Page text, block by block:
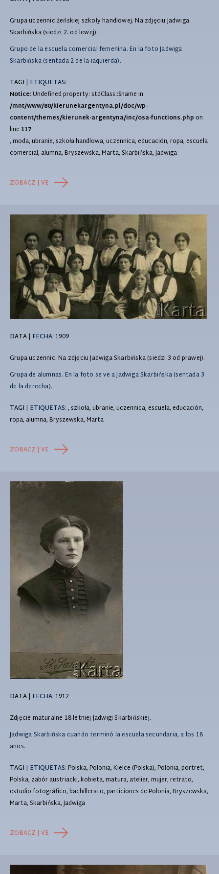
Grupa uczennic żeńskiej szkoły handlowej. Na zdjęciu Jadwiga
Skarbińska (siedzi 2. od lewej).
Grupo de la escuela comercial femenina. En la foto Jadwiga
Skarbińska (sentada 2 de la iaquierda).
TAGI | ETIQUETAS:
Notice: Undefined property: stdClass::$name in
/mnt/www/80/kierunekargentyna.pl/doc/wp-
content/themes/kierunek-argentyna/inc/osa-functions.phpon
line 117
, moda, ubranie, szkoła handlowa, uczennica, educación, ropa, escuela
comercial, alumna, Bryszewska, Marta, Skarbińska, Jadwiga
ZOBACZ | VE
DATA| FECHA: 1909
Grupa uczennic. Na zdjęciu Jadwiga Skarbińska (siedzi 3 od prawej).
Grupa de alumnas. En la foto se ve a Jadwiga Skarbińska (sentada 3
de la derecha).
TAGI | ETIQUETAS: , szkoła, ubranie, uczennica, escuela, educación,
ropa, alumna, Bryszewska, Marta
ZOBACZ | VE
DATA| FECHA: 1912
Zdjęcie maturalne 18-letniej Jadwigi Skarbińskiej.
Jadwiga Skarbińska cuando terminó la escuela secundaria, a los 18
anos.
TAGI | ETIQUETAS: Polska, Polonia, Kielce (Polska), Polonia, portret,
Polska, zabór austriacki, kobieta, matura, atelier, mujer, retrato,
estudio fotográfico, bachillerato, particiones de Polonia, Bryszewska,
Marta, Skarbińska, Jadwiga
ZOBACZ | VE